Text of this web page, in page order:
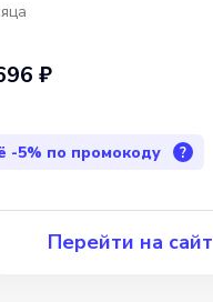
₽
-5% по промокоду ?
Перейти на сайт